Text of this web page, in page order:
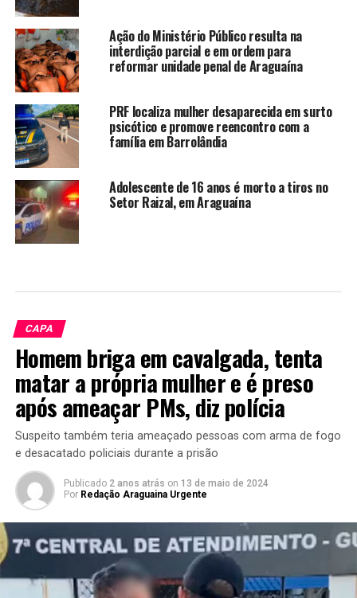
Ação do Ministério Público resulta na
interdição parcial e em ordem para
reformar unidade penal de Araguaína
PRF localiza mulher desaparecida em surto
psicótico e promove reencontro com a
família em Barrolândia
Adolescente de 16 anos é morto a tiros no
Setor Raizal, em Araguaína
CAPA
Homem briga em cavalgada, tenta
matar a própria mulher e é preso
após ameaçar PMs, diz polícia
Suspeito também teria ameaçado pessoas com arma de fogo
e desacatado policiais durante a prisão
Publicado 2 anos atrás on 13 de maio de 2024
Por Redação Araguaina Urgente